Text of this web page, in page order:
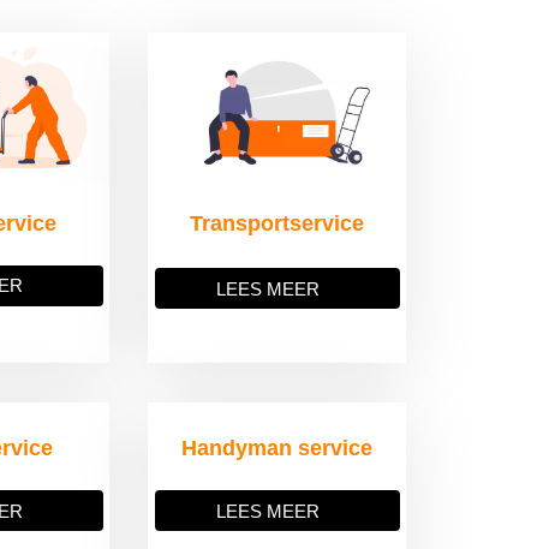
Transportservice
LEES MEER
Handyman service
LEES MEER